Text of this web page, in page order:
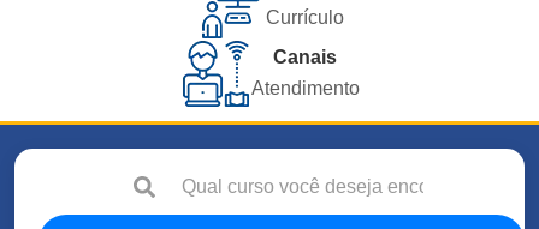
Currículo
Canais
Atendimento